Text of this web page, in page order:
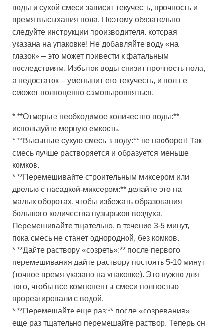
воды и сухой смеси зависит текучесть, прочность и
время высыхания пола. Поэтому обязательно
следуйте инструкции производителя, которая
указана на упаковке! Не добавляйте воду «на
глазок» – это может привести к фатальным
последствиям. Избыток воды снизит прочность пола,
а недостаток – уменьшит его текучесть, и пол не
сможет полноценно самовыровняться.
* **Отмерьте необходимое количество воды:**
используйте мерную емкость.
* **Высыпьте сухую смесь в воду:** не наоборот! Так
смесь лучше растворяется и образуется меньше
комков.
* **Перемешивайте строительным миксером или
дрелью с насадкой-миксером:** делайте это на
малых оборотах, чтобы избежать образования
большого количества пузырьков воздуха.
Перемешивайте тщательно, в течение 3-5 минут,
пока смесь не станет однородной, без комков.
* **Дайте раствору «созреть»:** после первого
перемешивания дайте раствору постоять 5-10 минут
(точное время указано на упаковке). Это нужно для
того, чтобы все компоненты смеси полностью
прореагировали с водой.
* **Перемешайте еще раз:** после «созревания»
еще раз тщательно перемешайте раствор. Теперь он